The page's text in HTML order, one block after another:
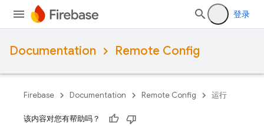
登录
Documentation Remote Config
Firebase Documentation Remote Config 运行
该内容对您有帮助吗？